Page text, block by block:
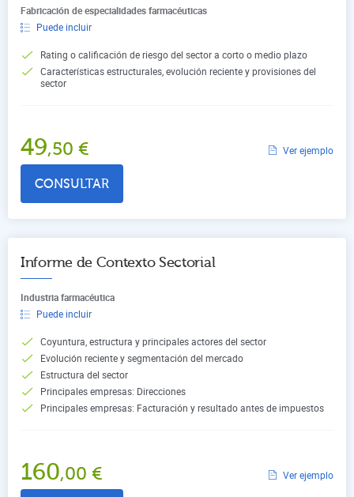
Fabricación de especialidades farmacéuticas
Puede incluir
Rating o calificación de riesgo del sector a corto o medio plazo
Características estructurales, evolución reciente y provisiones del
sector
49,50 € Ver ejemplo
CONSULTAR
Informe de Contexto Sectorial
Industria farmacéutica
Puede incluir
Coyuntura, estructura y principales actores del sector
Evolución reciente y segmentación del mercado
Estructura del sector
Principales empresas: Direcciones
Principales empresas: Facturación y resultado antes de impuestos
160,00 € Ver ejemplo